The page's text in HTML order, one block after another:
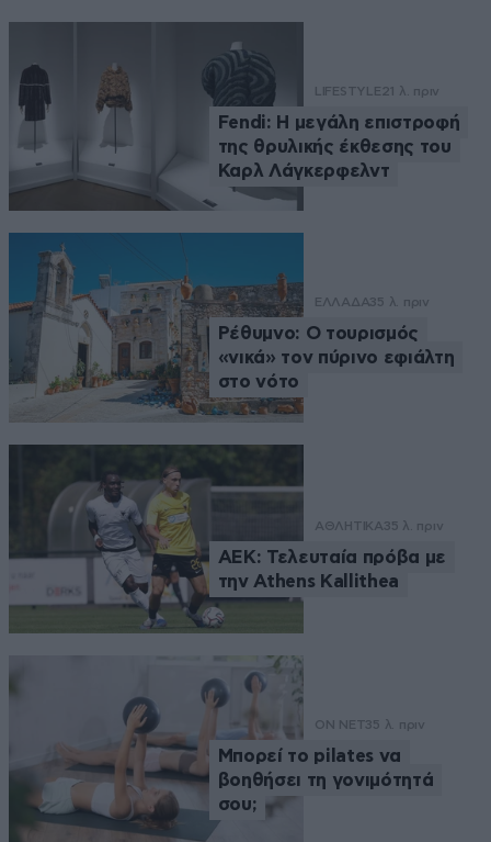
LIFESTYLE 21 λ. πριν
Fendi: Η μεγάλη επιστροφή
της θρυλικής έκθεσης του
Καρλ Λάγκερφελντ
ΕΛΛΑΔΑ35 λ. πριν
Ρέθυμνο: Ο τουρισμός
«νικά» τον πύρινο εφιάλτη
στο νότο
ΑΘΛΗΤΙΚΑ35 λ. πριν
ΑΕΚ: Τελευταία πρόβα με
την Athens Kallithea
ON NET35 λ. πριν
Μπορεί το pilates να
βοηθήσει τη γονιμότητά
σου;